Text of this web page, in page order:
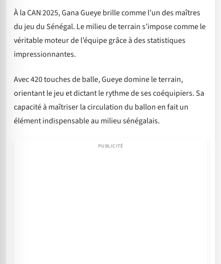
À la CAN 2025, Gana Gueye brille comme l’un des maîtres
du jeu du Sénégal. Le milieu de terrain s’impose comme le
véritable moteur de l’équipe grâce à des statistiques
impressionnantes.
Avec 420 touches de balle, Gueye domine le terrain,
orientant le jeu et dictant le rythme de ses coéquipiers. Sa
capacité à maîtriser la circulation du ballon en fait un
élément indispensable au milieu sénégalais.